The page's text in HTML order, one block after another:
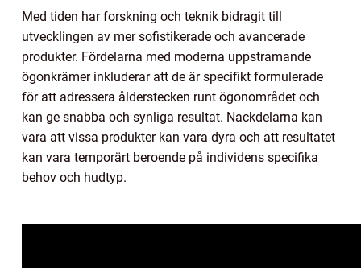
Med tiden har forskning och teknik bidragit till
utvecklingen av mer sofistikerade och avancerade
produkter. Fördelarna med moderna uppstramande
ögonkrämer inkluderar att de är specifikt formulerade
för att adressera ålderstecken runt ögonområdet och
kan ge snabba och synliga resultat. Nackdelarna kan
vara att vissa produkter kan vara dyra och att resultatet
kan vara temporärt beroende på individens specifika
behov och hudtyp.